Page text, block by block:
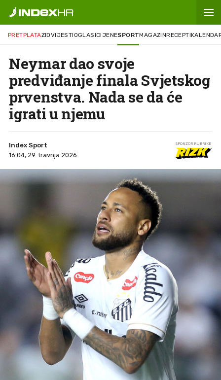
PRETPLATAZIDVIJESTIOGLASICIJENESPORTMAGAZINRECEPTI
Neymar dao svoje
predviđanje finala Svjetskog
prvenstva. Nada se da će
igrati u njemu
Index Sport
16:04, 29. travnja 2026.
SPONZOR RUBRIKE